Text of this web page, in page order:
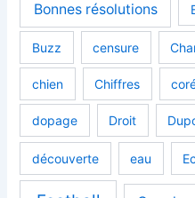
Bonnes résolutions
Buzz censure
chien Chiffres
dopage Droit
découverte eau